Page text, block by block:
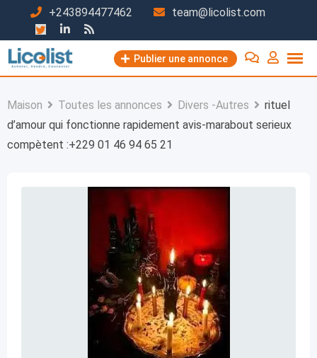
contenu
+243894477462 team@licolist.com
Publier une annonce
Maison Toutes les annonces Divers -Autres
rituel
d’amour qui fonctionne rapidement avis-marabout serieux
compètent :+229 01 46 94 65 21